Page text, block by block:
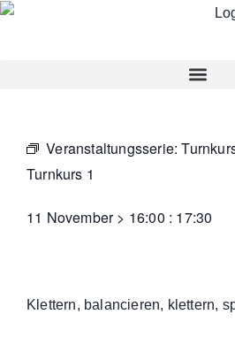
Veranstaltungsserie:
Turnkurs 1
11 November > 16:00 : 17:30
Klettern, balancieren, klettern,